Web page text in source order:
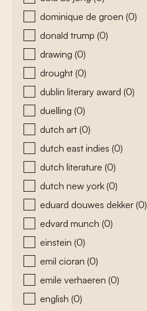
dominique de groen (0)
donald trump (0)
drawing (0)
drought (0)
dublin literary award (0)
duelling (0)
dutch art (0)
dutch east indies (0)
dutch literature (0)
dutch new york (0)
eduard douwes dekker (0)
edvard munch (0)
einstein (0)
emil cioran (0)
emile verhaeren (0)
english (0)